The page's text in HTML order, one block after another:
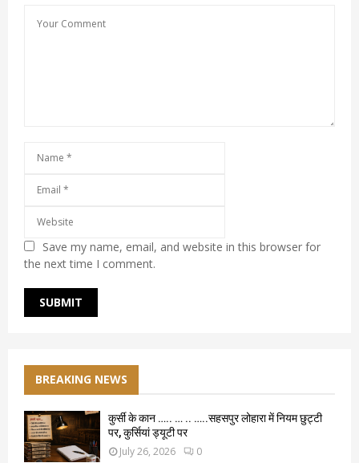
Save my name, email, and website in this browser for
the next time I comment.
BREAKING NEWS
कुर्सी के कान ….. … .. …..सहसपुर लोहारा में नियम छुट्टी
पर, कुर्सियां ड्यूटी पर
July 26, 2026 0